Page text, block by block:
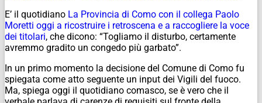
E’ il quotidiano La Provincia di Como con il collega Paolo
Moretti oggi a ricostruire i retroscena e a raccogliere la voce
dei titolari, che dicono: “Togliamo il disturbo, certamente
avremmo gradito un congedo più garbato”.
In un primo momento la decisione del Comune di Como fu
spiegata come atto seguente un input dei Vigili del fuoco.
Ma, spiega oggi il quotidiano comasco, se è vero che il